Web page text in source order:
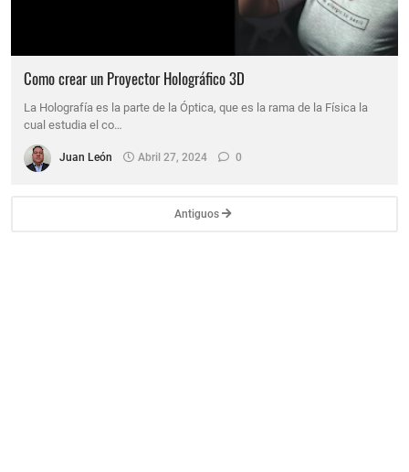
Como crear un Proyector Holográfico 3D
La Holografía es la parte de la Óptica, que es la rama de la Física la
cual estudia el co…
Juan León Abril 27, 2024 0
Antiguos